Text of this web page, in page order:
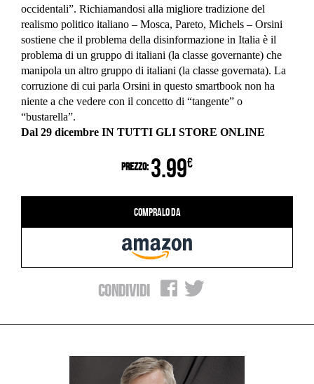
occidentali”. Richiamandosi alla migliore tradizione del
realismo politico italiano – Mosca, Pareto, Michels – Orsini
sostiene che il problema della disinformazione in Italia è il
problema di un gruppo di italiani (la classe governante) che
manipola un altro gruppo di italiani (la classe governata). La
corruzione di cui parla Orsini in questo smartbook non ha
niente a che vedere con il concetto di “tangente” o
“bustarella”.
Dal 29 dicembre IN TUTTI GLI STORE ONLINE
Prezzo: 3.99€
Compralo da
Condividi